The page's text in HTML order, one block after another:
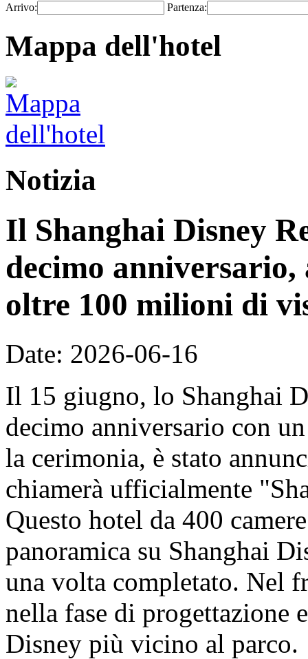
Arrivo: Partenza:
Mappa dell'hotel
Notizia
Il Shanghai Disney
decimo
oltre 100 milioni di
Date: 2026-06-16
Il 15 giugno, lo Shanghai
decimo anniversario con
la cerimonia, è stato
chiamerà ufficialmente
Questo hotel da 400
panoramica su Shanghai
una volta completato. Nel
nella fase di progettazione
Disney più vicino al parco.